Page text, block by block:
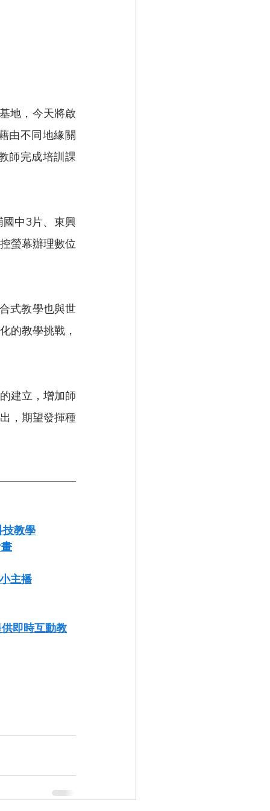
地，今天將啟
由不同地緣關
師完成培訓課
中3片、東興
螢幕辦理數位
式教學也與世
的教學挑戰，
建立，增加師
，期望發揮種
教學
主播
即時互動教